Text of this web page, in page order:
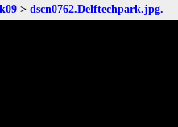
> dscn0762.Delftechpark.jpg.